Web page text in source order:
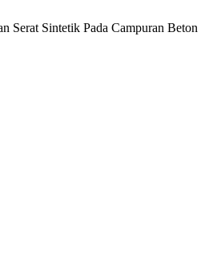
Serat Sintetik Pada Campuran